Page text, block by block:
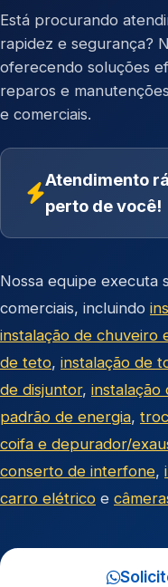
Está procurando
rapidez e segurança?
oferecendo soluções
reparos e
e comerciais.
Atendimento
perto de você!
Nossa equipe executa
comerciais, incluindo
instalação de chuveiro
de teto, instalação de
de disjuntor, instalação
padrão de energia,
coifa e depurador/
conserto de interfone,
carro elétrico e